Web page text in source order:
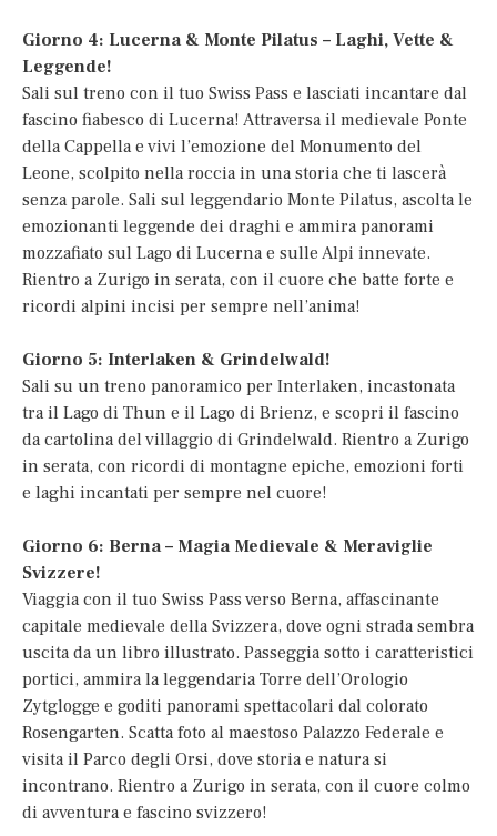
Giorno 4: Lucerna & Monte Pilatus – Laghi, Vette &
Leggende!
Sali sul treno con il tuo Swiss Pass e lasciati incantare dal
fascino fiabesco di Lucerna! Attraversa il medievale Ponte
della Cappella e vivi l’emozione del Monumento del
Leone, scolpito nella roccia in una storia che ti lascerà
senza parole. Sali sul leggendario Monte Pilatus, ascolta le
emozionanti leggende dei draghi e ammira panorami
mozzafiato sul Lago di Lucerna e sulle Alpi innevate.
Rientro a Zurigo in serata, con il cuore che batte forte e
ricordi alpini incisi per sempre nell’anima!
Giorno 5: Interlaken & Grindelwald!
Sali su un treno panoramico per Interlaken, incastonata
tra il Lago di Thun e il Lago di Brienz, e scopri il fascino
da cartolina del villaggio di Grindelwald. Rientro a Zurigo
in serata, con ricordi di montagne epiche, emozioni forti
e laghi incantati per sempre nel cuore!
Giorno 6: Berna – Magia Medievale & Meraviglie
Svizzere!
Viaggia con il tuo Swiss Pass verso Berna, affascinante
capitale medievale della Svizzera, dove ogni strada sembra
uscita da un libro illustrato. Passeggia sotto i caratteristici
portici, ammira la leggendaria Torre dell’Orologio
Zytglogge e goditi panorami spettacolari dal colorato
Rosengarten. Scatta foto al maestoso Palazzo Federale e
visita il Parco degli Orsi, dove storia e natura si
incontrano. Rientro a Zurigo in serata, con il cuore colmo
di avventura e fascino svizzero!